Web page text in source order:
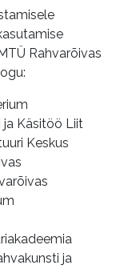
Rahvarõivas
ja Käsitöö Liit
Keskus
ja